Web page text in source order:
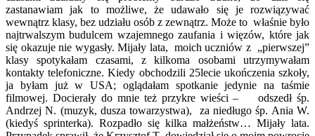
zastanawiam jak to możliwe, że udawało się je rozwiązywać
wewnątrz klasy, bez udziału osób z zewnątrz. Może to właśnie było
najtrwalszym budulcem wzajemnego zaufania i więzów, które jak
się okazuje nie wygasły. Mijały lata, moich uczniów z „pierwszej”
klasy spotykałam czasami, z kilkoma osobami utrzymywałam
kontakty telefoniczne. Kiedy obchodzili 25lecie ukończenia szkoły,
ja byłam już w USA; oglądałam spotkanie jedynie na taśmie
filmowej. Docierały do mnie też przykre wieści – odszedł śp.
Andrzej N. (muzyk, dusza towarzystwa), za niedługo śp. Ania W.
(kiedyś sprinterka). Rozpadło się kilka małżeństw… Mijały lata.